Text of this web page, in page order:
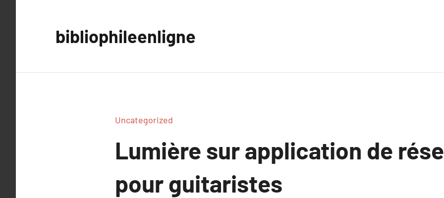
bibliophileenligne
Uncategorized
Lumière sur application de
pour guitaristes